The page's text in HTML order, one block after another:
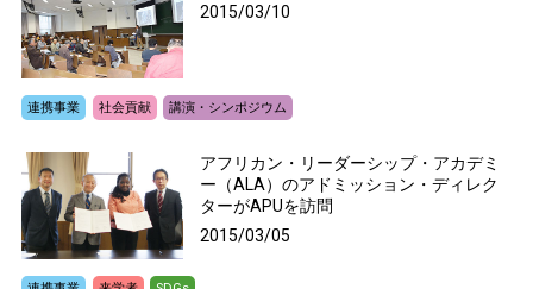
2015/03/10
連携事業 社会貢献 講演・シンポジウム
アフリカン・リーダーシップ・アカデミ
ー（ALA）のアドミッション・ディレク
ターがAPUを訪問
2015/03/05